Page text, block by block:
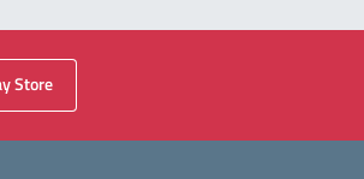
Store